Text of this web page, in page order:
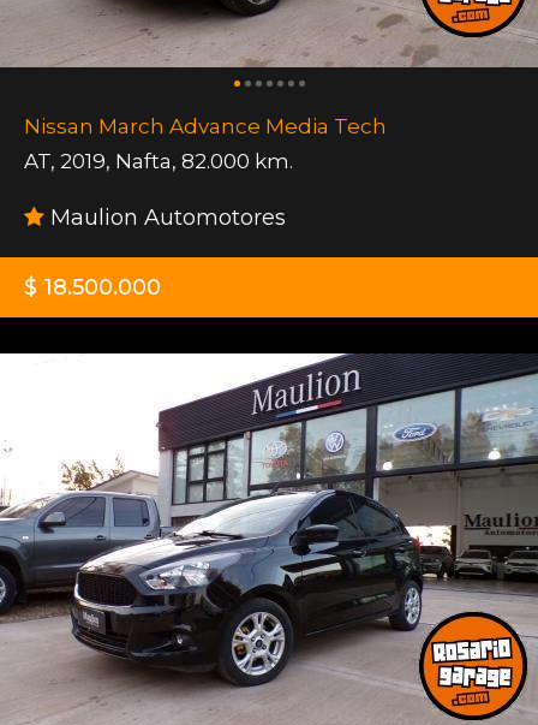
Nissan March Advance Media Tech
AT, 2019, Nafta, 82.000 km.
Maulion Automotores
$ 18.500.000